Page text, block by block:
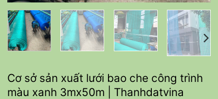
Cơ sở sản xuất lưới bao che công trình
màu xanh 3mx50m | Thanhdatvina